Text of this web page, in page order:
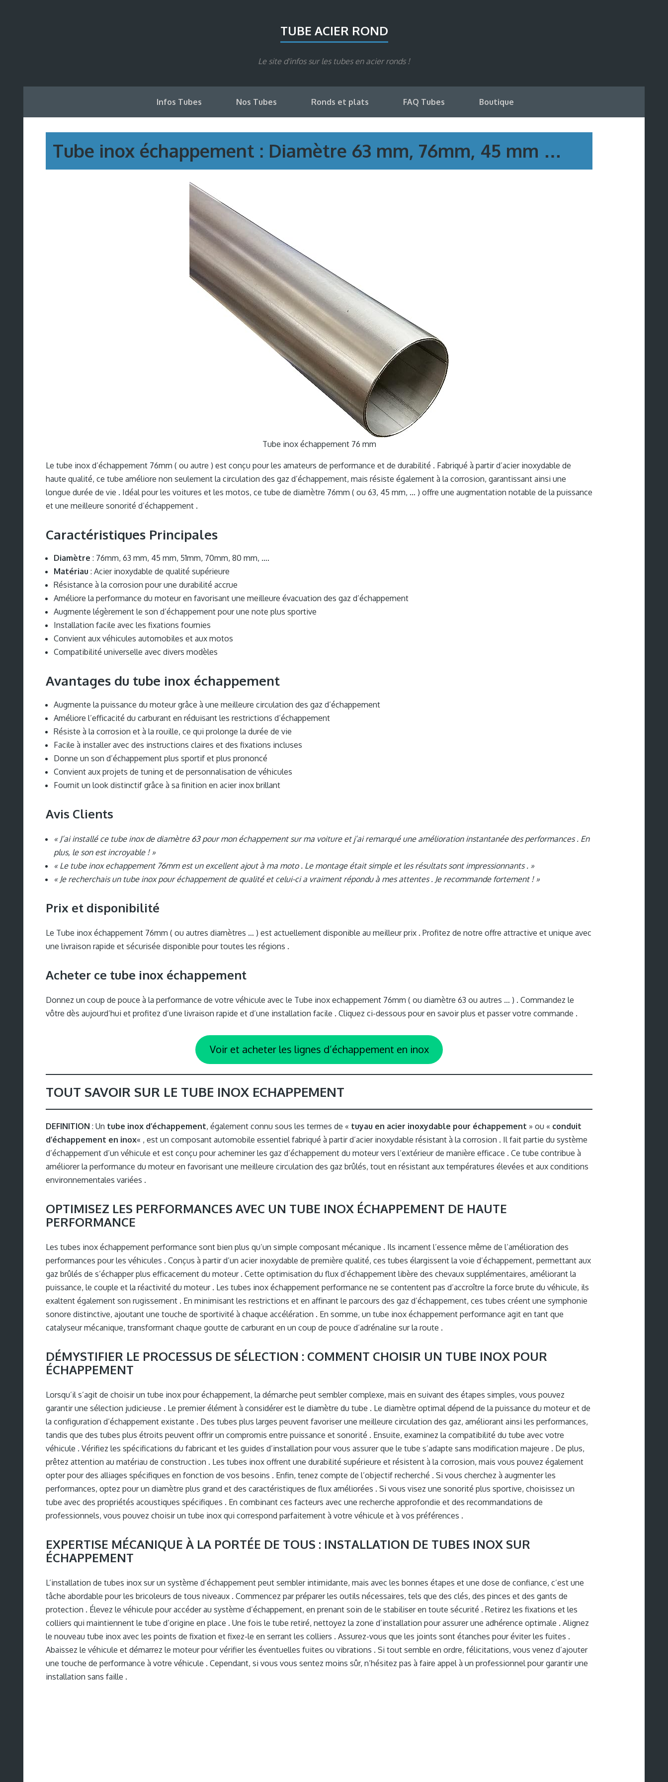
TUBE ACIER ROND
Le site d'infos sur les tubes en acier ronds !
Infos Tubes Nos Tubes Ronds et plats FAQ Tubes Boutique
Tube inox échappement : Diamètre 63 mm, 76mm, 45 mm …
Tube inox échappement 76 mm
Le tube inox d’échappement 76mm ( ou autre ) est conçu pour les amateurs de performance et de durabilité . Fabriqué à partir d’acier inoxydable de
haute qualité, ce tube améliore non seulement la circulation des gaz d’échappement, mais résiste également à la corrosion, garantissant ainsi une
longue durée de vie . Idéal pour les voitures et les motos, ce tube de diamètre 76mm ( ou 63, 45 mm, … ) offre une augmentation notable de la puissance
et une meilleure sonorité d’échappement .
Caractéristiques Principales
Diamètre : 76mm, 63 mm, 45 mm, 51mm, 70mm, 80 mm, ….
Matériau : Acier inoxydable de qualité supérieure
Résistance à la corrosion pour une durabilité accrue
Améliore la performance du moteur en favorisant une meilleure évacuation des gaz d’échappement
Augmente légèrement le son d’échappement pour une note plus sportive
Installation facile avec les fixations fournies
Convient aux véhicules automobiles et aux motos
Compatibilité universelle avec divers modèles
Avantages du tube inox échappement
Augmente la puissance du moteur grâce à une meilleure circulation des gaz d’échappement
Améliore l’efficacité du carburant en réduisant les restrictions d’échappement
Résiste à la corrosion et à la rouille, ce qui prolonge la durée de vie
Facile à installer avec des instructions claires et des fixations incluses
Donne un son d’échappement plus sportif et plus prononcé
Convient aux projets de tuning et de personnalisation de véhicules
Fournit un look distinctif grâce à sa finition en acier inox brillant
Avis Clients
« J’ai installé ce tube inox de diamètre 63 pour mon échappement sur ma voiture et j’ai remarqué une amélioration instantanée des performances . En
plus, le son est incroyable ! »
« Le tube inox echappement 76mm est un excellent ajout à ma moto . Le montage était simple et les résultats sont impressionnants . »
« Je recherchais un tube inox pour échappement de qualité et celui-ci a vraiment répondu à mes attentes . Je recommande fortement ! »
Prix et disponibilité
Le Tube inox échappement 76mm ( ou autres diamètres … ) est actuellement disponible au meilleur prix . Profitez de notre offre attractive et unique avec
une livraison rapide et sécurisée disponible pour toutes les régions .
Acheter ce tube inox échappement
Donnez un coup de pouce à la performance de votre véhicule avec le Tube inox echappement 76mm ( ou diamètre 63 ou autres … ) . Commandez le
vôtre dès aujourd’hui et profitez d’une livraison rapide et d’une installation facile . Cliquez ci-dessous pour en savoir plus et passer votre commande .
Voir et acheter les lignes d’échappement en inox
TOUT SAVOIR SUR LE TUBE INOX ECHAPPEMENT
DEFINITION : Un tube inox d’échappement, également connu sous les termes de « tuyau en acier inoxydable pour échappement » ou « conduit
d’échappement en inox« , est un composant automobile essentiel fabriqué à partir d’acier inoxydable résistant à la corrosion . Il fait partie du système
d’échappement d’un véhicule et est conçu pour acheminer les gaz d’échappement du moteur vers l’extérieur de manière efficace . Ce tube contribue à
améliorer la performance du moteur en favorisant une meilleure circulation des gaz brûlés, tout en résistant aux températures élevées et aux conditions
environnementales variées .
OPTIMISEZ LES PERFORMANCES AVEC UN TUBE INOX ÉCHAPPEMENT DE HAUTE
PERFORMANCE
Les tubes inox échappement performance sont bien plus qu’un simple composant mécanique . Ils incarnent l’essence même de l’amélioration des
performances pour les véhicules . Conçus à partir d’un acier inoxydable de première qualité, ces tubes élargissent la voie d’échappement, permettant aux
gaz brûlés de s’échapper plus efficacement du moteur . Cette optimisation du flux d’échappement libère des chevaux supplémentaires, améliorant la
puissance, le couple et la réactivité du moteur . Les tubes inox échappement performance ne se contentent pas d’accroître la force brute du véhicule, ils
exaltent également son rugissement . En minimisant les restrictions et en affinant le parcours des gaz d’échappement, ces tubes créent une symphonie
sonore distinctive, ajoutant une touche de sportivité à chaque accélération . En somme, un tube inox échappement performance agit en tant que
catalyseur mécanique, transformant chaque goutte de carburant en un coup de pouce d’adrénaline sur la route .
DÉMYSTIFIER LE PROCESSUS DE SÉLECTION : COMMENT CHOISIR UN TUBE INOX POUR
ÉCHAPPEMENT
Lorsqu’il s’agit de choisir un tube inox pour échappement, la démarche peut sembler complexe, mais en suivant des étapes simples, vous pouvez
garantir une sélection judicieuse . Le premier élément à considérer est le diamètre du tube . Le diamètre optimal dépend de la puissance du moteur et de
la configuration d’échappement existante . Des tubes plus larges peuvent favoriser une meilleure circulation des gaz, améliorant ainsi les performances,
tandis que des tubes plus étroits peuvent offrir un compromis entre puissance et sonorité . Ensuite, examinez la compatibilité du tube avec votre
véhicule . Vérifiez les spécifications du fabricant et les guides d’installation pour vous assurer que le tube s’adapte sans modification majeure . De plus,
prêtez attention au matériau de construction . Les tubes inox offrent une durabilité supérieure et résistent à la corrosion, mais vous pouvez également
opter pour des alliages spécifiques en fonction de vos besoins . Enfin, tenez compte de l’objectif recherché . Si vous cherchez à augmenter les
performances, optez pour un diamètre plus grand et des caractéristiques de flux améliorées . Si vous visez une sonorité plus sportive, choisissez un
tube avec des propriétés acoustiques spécifiques . En combinant ces facteurs avec une recherche approfondie et des recommandations de
professionnels, vous pouvez choisir un tube inox qui correspond parfaitement à votre véhicule et à vos préférences .
EXPERTISE MÉCANIQUE À LA PORTÉE DE TOUS : INSTALLATION DE TUBES INOX SUR
ÉCHAPPEMENT
L’installation de tubes inox sur un système d’échappement peut sembler intimidante, mais avec les bonnes étapes et une dose de confiance, c’est une
tâche abordable pour les bricoleurs de tous niveaux . Commencez par préparer les outils nécessaires, tels que des clés, des pinces et des gants de
protection . Élevez le véhicule pour accéder au système d’échappement, en prenant soin de le stabiliser en toute sécurité . Retirez les fixations et les
colliers qui maintiennent le tube d’origine en place . Une fois le tube retiré, nettoyez la zone d’installation pour assurer une adhérence optimale . Alignez
le nouveau tube inox avec les points de fixation et fixez-le en serrant les colliers . Assurez-vous que les joints sont étanches pour éviter les fuites .
Abaissez le véhicule et démarrez le moteur pour vérifier les éventuelles fuites ou vibrations . Si tout semble en ordre, félicitations, vous venez d’ajouter
une touche de performance à votre véhicule . Cependant, si vous vous sentez moins sûr, n’hésitez pas à faire appel à un professionnel pour garantir une
installation sans faille .